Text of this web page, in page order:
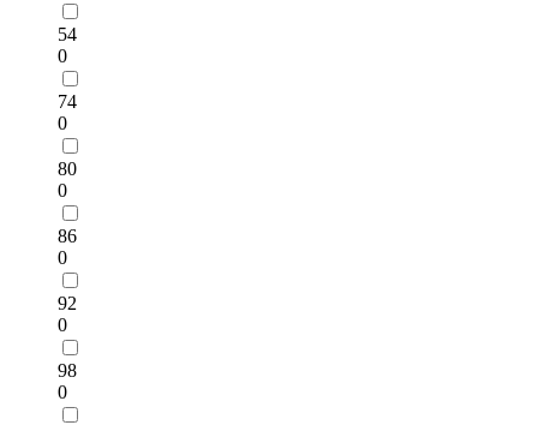
54
0
74
0
80
0
86
0
92
0
98
0